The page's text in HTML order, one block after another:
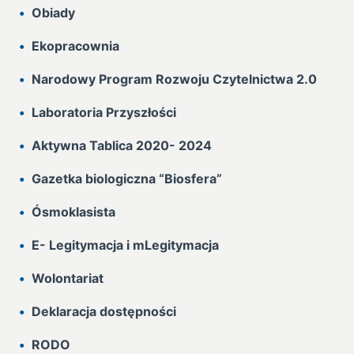
Obiady
Ekopracownia
Narodowy Program Rozwoju Czytelnictwa 2.0
Laboratoria Przyszłości
Aktywna Tablica 2020- 2024
Gazetka biologiczna “Biosfera”
Ósmoklasista
E- Legitymacja i mLegitymacja
Wolontariat
Deklaracja dostępności
RODO